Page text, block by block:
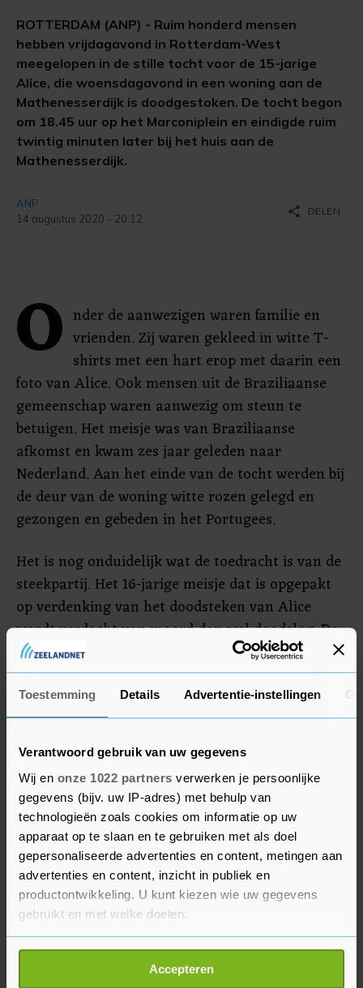
Toestemming Details Advertentie-instellingen
Verantwoord gebruik van uw gegevens
Wij en onze 1022 partners verwerken je persoonlijke
gegevens (bijv. uw IP-adres) met behulp van
technologieën zoals cookies om informatie op uw
apparaat op te slaan en te gebruiken met als doel
gepersonaliseerde advertenties en content, metingen aan
advertenties en content, inzicht in publiek en
productontwikkeling. U kunt kiezen wie uw gegevens
gebruikt en met welke doelen.
Als u het toestaat, willen we ook graag:
Informatie verzamelen over uw geografische
Accepteren
ROTTERDAM (ANP) - Ruim honderd mensen
hebben vrijdagavond in Rotterdam-West
meegelopen in de stille tocht voor de 15-jarige
Alice, die woensdagavond in een woning aan de
Mathenesserdijk is doodgestoken. De tocht begon
om 18.45 uur op het Marconiplein en eindigde ruim
twintig minuten later bij het huis aan de
Mathenesserdijk.
ANP
14 augustus 2020 - 20:12
share DELEN
O nder de aanwezigen waren familie en
vrienden. Zij waren gekleed in witte T-
shirts met een hart erop met daarin een
foto van Alice. Ook mensen uit de Braziliaanse
gemeenschap waren aanwezig om steun te
betuigen. Het meisje was van Braziliaanse
afkomst en kwam zes jaar geleden naar
Nederland. Aan het einde van de tocht werden bij
de deur van de woning witte rozen gelegd en
gezongen en gebeden in het Portugees.
Het is nog onduidelijk wat de toedracht is van de
steekpartij. Het 16-jarige meisje dat is opgepakt
op verdenking van het doodsteken van Alice
wordt verdacht van moord dan wel doodslag. De
rechter-commissaris besloot vrijdag dat ze
veertien dagen langer blijft vastzitten.